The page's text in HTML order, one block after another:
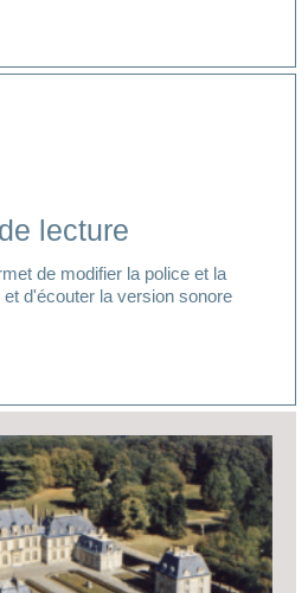
lecture
de modifier la police et la
d'écouter la version sonore
pour accéder à votre mode